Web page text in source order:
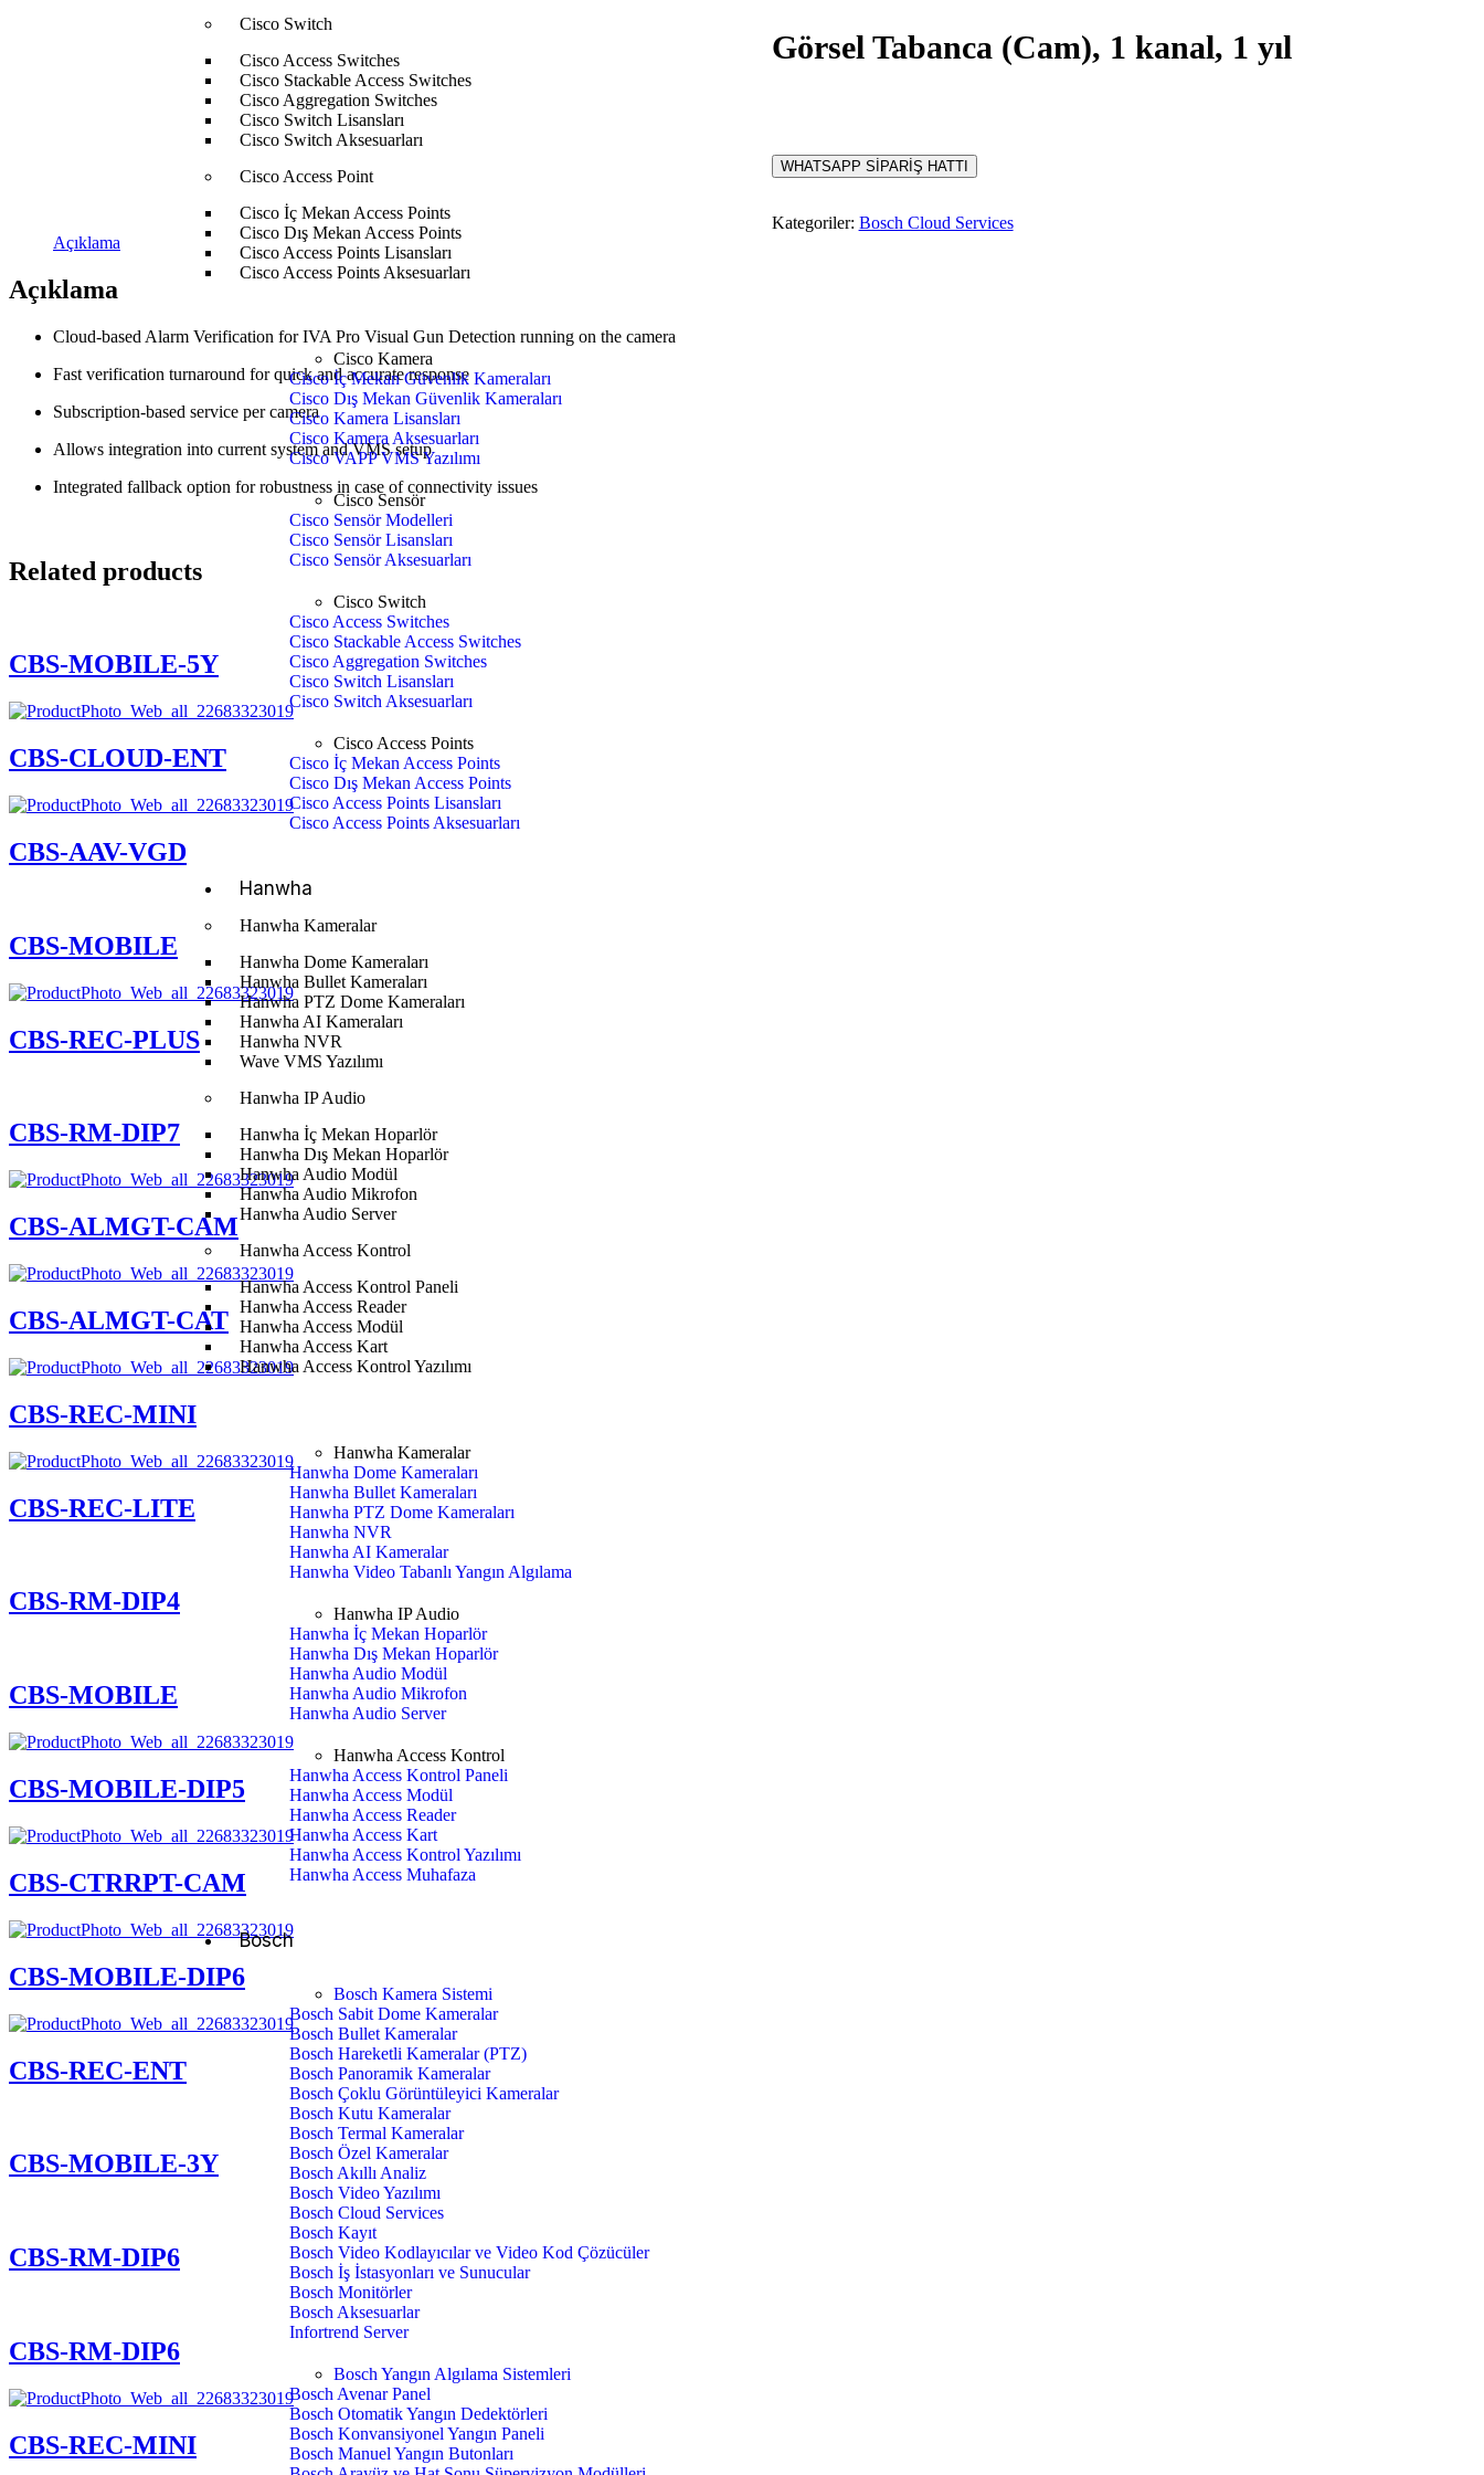
Cisco Switch
Cisco Access Switches
Cisco Stackable Access Switches
Cisco Aggregation Switches
Cisco Switch Lisansları
Cisco Switch Aksesuarları
Cisco Access Point
Cisco İç Mekan Access Points
Cisco Dış Mekan Access Points
Cisco Access Points Lisansları
Cisco Access Points Aksesuarları
Cisco Kamera
Cisco İç Mekan Güvenlik Kameraları
Cisco Dış Mekan Güvenlik Kameraları
Cisco Kamera Lisansları
Cisco Kamera Aksesuarları
Cisco VAPP VMS Yazılımı
Cisco Sensör
Cisco Sensör Modelleri
Cisco Sensör Lisansları
Cisco Sensör Aksesuarları
Cisco Switch
Cisco Access Switches
Cisco Stackable Access Switches
Cisco Aggregation Switches
Cisco Switch Lisansları
Cisco Switch Aksesuarları
Cisco Access Points
Cisco İç Mekan Access Points
Cisco Dış Mekan Access Points
Cisco Access Points Lisansları
Cisco Access Points Aksesuarları
Hanwha
Hanwha Kameralar
Hanwha Dome Kameraları
Hanwha Bullet Kameraları
Hanwha PTZ Dome Kameraları
Hanwha AI Kameraları
Hanwha NVR
Wave VMS Yazılımı
Hanwha IP Audio
Hanwha İç Mekan Hoparlör
Hanwha Dış Mekan Hoparlör
Hanwha Audio Modül
Hanwha Audio Mikrofon
Hanwha Audio Server
Hanwha Access Kontrol
Hanwha Access Kontrol Paneli
Hanwha Access Reader
Hanwha Access Modül
Hanwha Access Kart
Hanwha Access Kontrol Yazılımı
Hanwha Kameralar
Hanwha Dome Kameraları
Hanwha Bullet Kameraları
Hanwha PTZ Dome Kameraları
Hanwha NVR
Hanwha AI Kameralar
Hanwha Video Tabanlı Yangın Algılama
Hanwha IP Audio
Hanwha İç Mekan Hoparlör
Hanwha Dış Mekan Hoparlör
Hanwha Audio Modül
Hanwha Audio Mikrofon
Hanwha Audio Server
Hanwha Access Kontrol
Hanwha Access Kontrol Paneli
Hanwha Access Modül
Hanwha Access Reader
Hanwha Access Kart
Hanwha Access Kontrol Yazılımı
Hanwha Access Muhafaza
Bosch
Bosch Kamera Sistemi
Bosch Sabit Dome Kameralar
Bosch Bullet Kameralar
Bosch Hareketli Kameralar (PTZ)
Bosch Panoramik Kameralar
Bosch Çoklu Görüntüleyici Kameralar
Bosch Kutu Kameralar
Bosch Termal Kameralar
Bosch Özel Kameralar
Bosch Akıllı Analiz
Bosch Video Yazılımı
Bosch Cloud Services
Bosch Kayıt
Bosch Video Kodlayıcılar ve Video Kod Çözücüler
Bosch İş İstasyonları ve Sunucular
Bosch Monitörler
Bosch Aksesuarlar
Infortrend Server
Bosch Yangın Algılama Sistemleri
Bosch Avenar Panel
Bosch Otomatik Yangın Dedektörleri
Bosch Konvansiyonel Yangın Paneli
Bosch Manuel Yangın Butonları
Görsel Tabanca (Cam), 1 kanal, 1 yıl
WHATSAPP SİPARİŞ HATTI
Kategoriler: Bosch Cloud Services
Açıklama
Açıklama
Cloud-based Alarm Verification for IVA Pro Visual Gun Detection running on the camera
Fast verification turnaround for quick and accurate response
Subscription-based service per camera
Allows integration into current system and VMS setup
Integrated fallback option for robustness in case of connectivity issues
Related products
CBS-MOBILE-5Y
CBS-CLOUD-ENT
CBS-AAV-VGD
CBS-MOBILE
CBS-REC-PLUS
CBS-RM-DIP7
CBS-ALMGT-CAM
CBS-ALMGT-CAT
CBS-REC-MINI
CBS-REC-LITE
CBS-RM-DIP4
CBS-MOBILE
CBS-MOBILE-DIP5
CBS-CTRRPT-CAM
CBS-MOBILE-DIP6
CBS-REC-ENT
CBS-MOBILE-3Y
CBS-RM-DIP6
CBS-RM-DIP6
CBS-REC-MINI